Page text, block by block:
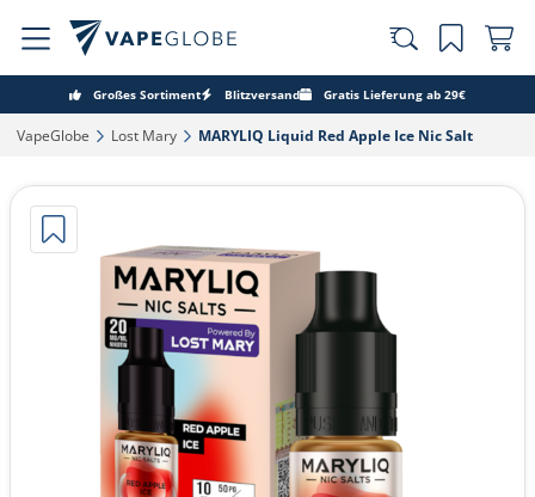
Großes Sortiment Blitzversand Gratis Lieferung ab 29€
VapeGlobe‎ Lost Mary‎ MARYLIQ Liquid Red Apple Ice Nic Salt‎